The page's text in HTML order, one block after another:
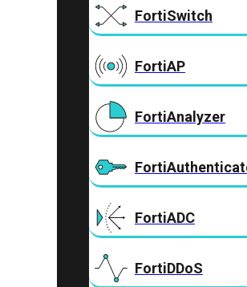
FortiSwitch
FortiAP
FortiAnalyzer
FortiADC
FortiDDoS